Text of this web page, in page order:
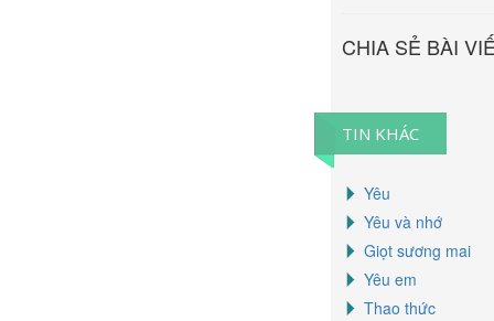
CHIA SẺ BÀI
TIN KHÁC
Yêu
Yêu và nhớ
Giọt sương mai
Yêu em
Thao thức